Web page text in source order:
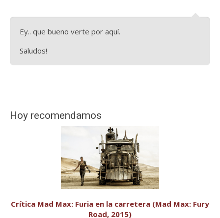
Ey.. que bueno verte por aquí.
Saludos!
Hoy recomendamos
Crítica Mad Max: Furia en la carretera (Mad Max: Fury
Road, 2015)